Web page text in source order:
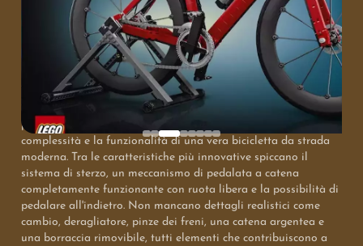
Il nuovo set, denominato LEGO Icons Bici da Corsa, è stato
presentato come un capolavoro di ingegneria in miniatura,
composto da ben 1.015 elementi. Gli sviluppatori hanno
profuso grande impegno per replicare fedelmente la
complessità e la funzionalità di una vera bicicletta da strada
moderna. Tra le caratteristiche più innovative spiccano il
sistema di sterzo, un meccanismo di pedalata a catena
completamente funzionante con ruota libera e la possibilità di
pedalare all'indietro. Non mancano dettagli realistici come
cambio, deragliatore, pinze dei freni, una catena argentea e
una borraccia rimovibile, tutti elementi che contribuiscono a